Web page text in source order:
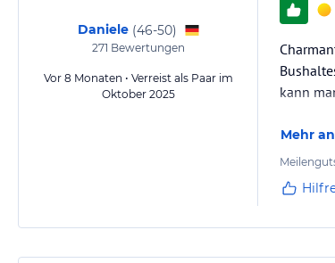
Daniele (46-50)
271 Bewertungen
Vor 8 Monaten • Verreist als Paar im
Oktober 2025
kann
Mehr